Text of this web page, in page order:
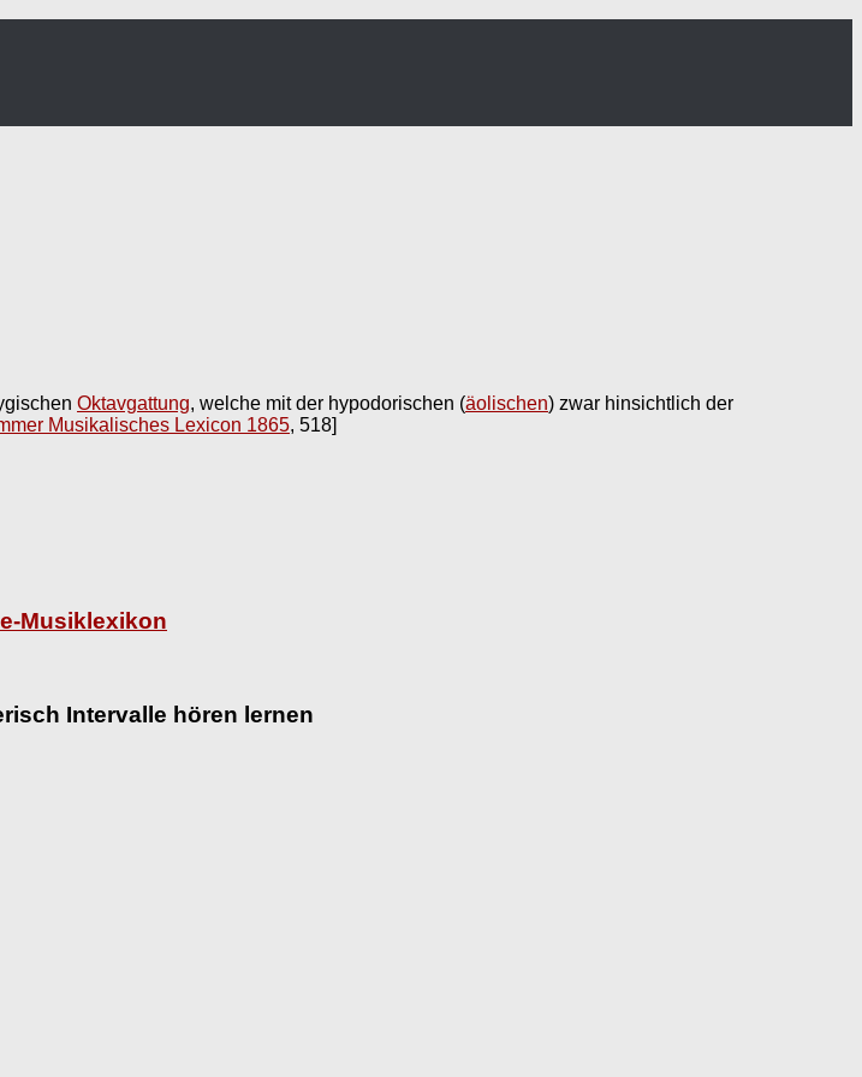
Oktavgattung, welche mit der hypodorischen (äolischen) zwar hinsichtlich der
Musikalisches Lexicon 1865, 518]
Musiklexikon
Intervalle hören lernen